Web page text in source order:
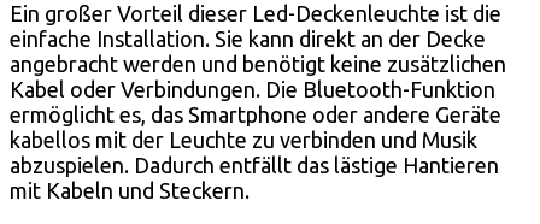
Ein großer Vorteil dieser Led-Deckenleuchte ist die
einfache Installation. Sie kann direkt an der Decke
angebracht werden und benötigt keine zusätzlichen
Kabel oder Verbindungen. Die Bluetooth-Funktion
ermöglicht es, das Smartphone oder andere Geräte
kabellos mit der Leuchte zu verbinden und Musik
abzuspielen. Dadurch entfällt das lästige Hantieren
mit Kabeln und Steckern.